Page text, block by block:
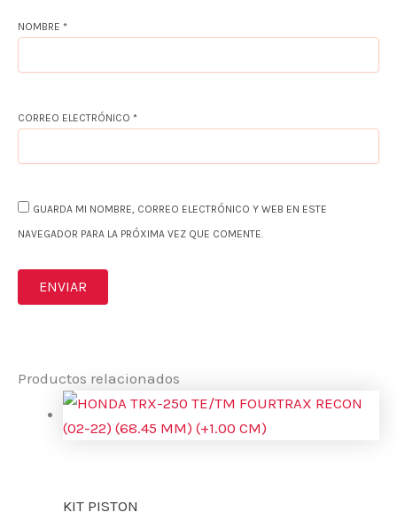
NOMBRE *
CORREO ELECTRÓNICO *
GUARDA MI NOMBRE, CORREO ELECTRÓNICO Y WEB EN ESTE
NAVEGADOR PARA LA PRÓXIMA VEZ QUE COMENTE.
Productos relacionados
KIT PISTON